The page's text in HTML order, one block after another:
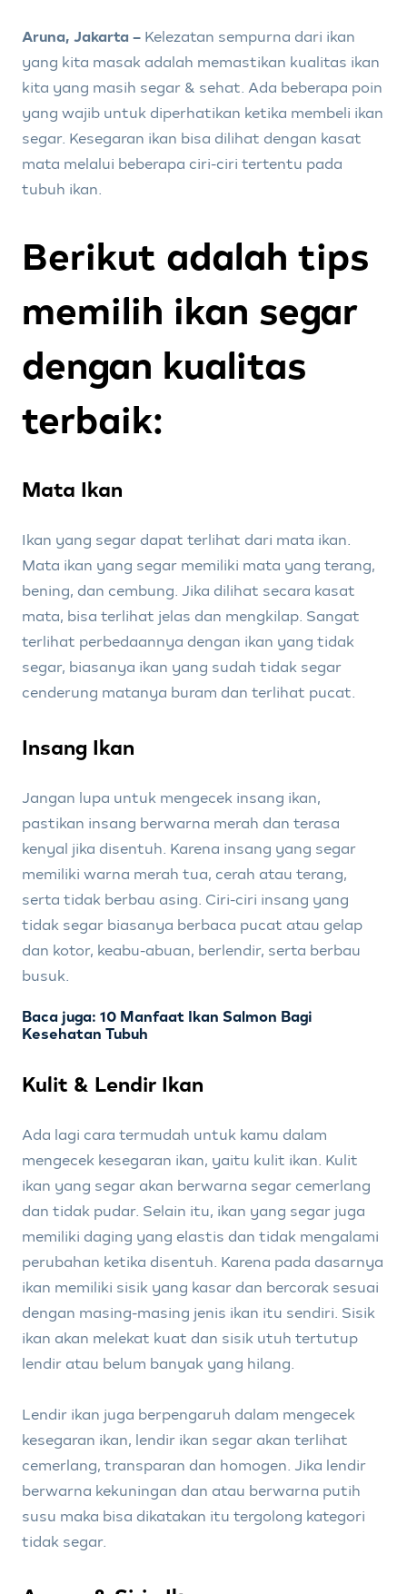
Aruna, Jakarta – Kelezatan sempurna dari ikan
yang kita masak adalah memastikan kualitas ikan
kita yang masih segar & sehat. Ada beberapa poin
yang wajib untuk diperhatikan ketika membeli ikan
segar. Kesegaran ikan bisa dilihat dengan kasat
mata melalui beberapa ciri-ciri tertentu pada
tubuh ikan.
Berikut adalah tips
memilih ikan segar
dengan kualitas
terbaik:
Mata Ikan
Ikan yang segar dapat terlihat dari mata ikan.
Mata ikan yang segar memiliki mata yang terang,
bening, dan cembung. Jika dilihat secara kasat
mata, bisa terlihat jelas dan mengkilap. Sangat
terlihat perbedaannya dengan ikan yang tidak
segar, biasanya ikan yang sudah tidak segar
cenderung matanya buram dan terlihat pucat.
Insang Ikan
Jangan lupa untuk mengecek insang ikan,
pastikan insang berwarna merah dan terasa
kenyal jika disentuh. Karena insang yang segar
memiliki warna merah tua, cerah atau terang,
serta tidak berbau asing. Ciri-ciri insang yang
tidak segar biasanya berbaca pucat atau gelap
dan kotor, keabu-abuan, berlendir, serta berbau
busuk.
Baca juga: 10 Manfaat Ikan Salmon Bagi
Kesehatan Tubuh
Kulit & Lendir Ikan
Ada lagi cara termudah untuk kamu dalam
mengecek kesegaran ikan, yaitu kulit ikan. Kulit
ikan yang segar akan berwarna segar cemerlang
dan tidak pudar. Selain itu, ikan yang segar juga
memiliki daging yang elastis dan tidak mengalami
perubahan ketika disentuh. Karena pada dasarnya
ikan memiliki sisik yang kasar dan bercorak sesuai
dengan masing-masing jenis ikan itu sendiri. Sisik
ikan akan melekat kuat dan sisik utuh tertutup
lendir atau belum banyak yang hilang.
Lendir ikan juga berpengaruh dalam mengecek
kesegaran ikan, lendir ikan segar akan terlihat
cemerlang, transparan dan homogen. Jika lendir
berwarna kekuningan dan atau berwarna putih
susu maka bisa dikatakan itu tergolong kategori
tidak segar.